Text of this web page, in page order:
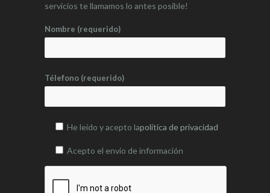
servicios te llamamos lo antes posible!
Nombre (requerido)
Télefono (requerido)
He leído y acepto lapolítica de privacidad
Acepto el envío de información